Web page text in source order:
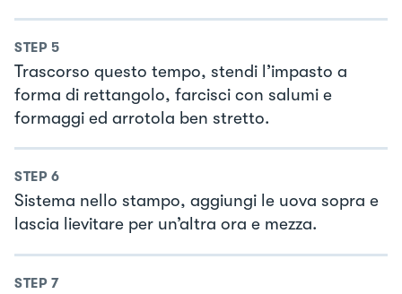
STEP 5
Trascorso questo tempo, stendi l’impasto a
forma di rettangolo, farcisci con salumi e
formaggi ed arrotola ben stretto.
STEP 6
Sistema nello stampo, aggiungi le uova sopra e
lascia lievitare per un’altra ora e mezza.
STEP 7